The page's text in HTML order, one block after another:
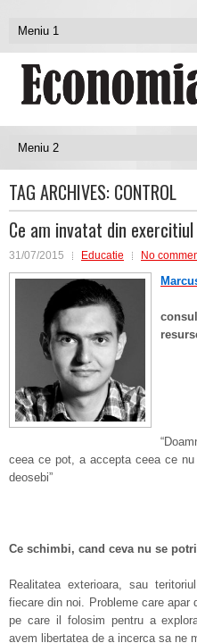
TAG ARCHIVES: CONTROL
Ce am invatat din
31/07/2015 Educatie No
ceea ce pot, a accepta ceea ce
deosebi”
Ce schimbi, cand ceva nu se
Realitatea exterioara, sau
fiecare din noi. Probleme care apar
pe care il folosim pentru a
avem libertatea de a incerca sa ne